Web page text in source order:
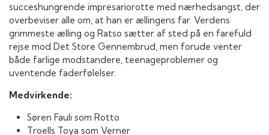
succeshungrende impresariorotte med nærhedsangst, der
overbeviser alle om, at han er ællingens far. Verdens
grimmeste ælling og Ratso sætter af sted på en farefuld
rejse mod Det Store Gennembrud, men forude venter
både farlige modstandere, teenageproblemer og
uventende faderfølelser.
Medvirkende:
Søren Fauli som Rotto
Troells Toya som Verner